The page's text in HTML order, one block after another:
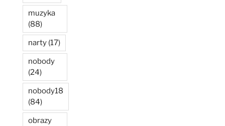
muzyka
(88)
narty (17)
nobody
(24)
nobody18
(84)
obrazy